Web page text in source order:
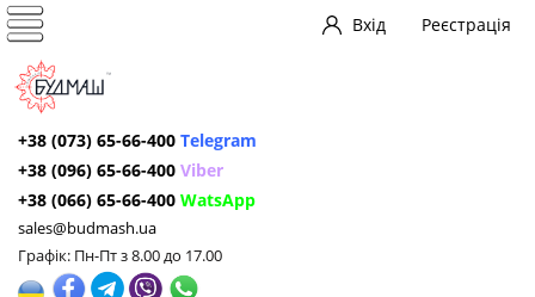
Вхід Реєстрація
+38 (073) 65-66-400 Telegram
+38 (096) 65-66-400 Viber
+38 (066) 65-66-400 WatsApp
sales@budmash.ua
Графік: Пн-Пт з 8.00 до 17.00